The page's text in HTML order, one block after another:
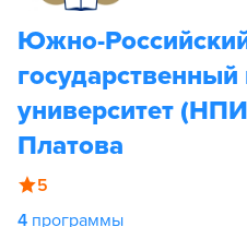
Южно-
государственный
университет
Платова
5
4 программы